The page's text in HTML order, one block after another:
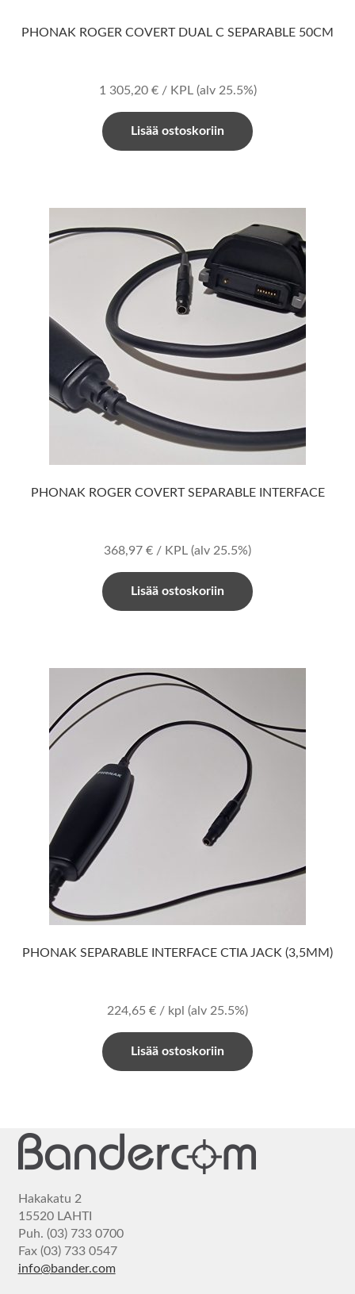
PHONAK ROGER COVERT DUAL C SEPARABLE 50CM
1 305,20 €/ KPL (alv 25.5%)
Lisää ostoskoriin
PHONAK ROGER COVERT SEPARABLE INTERFACE
368,97 € / KPL (alv 25.5%)
Lisää ostoskoriin
PHONAK SEPARABLE INTERFACE CTIA JACK (3,5MM)
224,65 € / kpl (alv 25.5%)
Lisää ostoskoriin
Hakakatu 2
15520 LAHTI
Puh. (03) 733 0700
Fax (03) 733 0547
info@bander.com